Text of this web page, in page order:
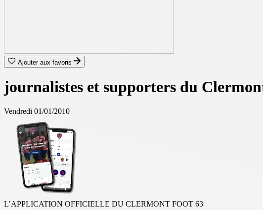
Ajouter aux favoris
journalistes et supporters du
Vendredi 01/01/2010
L’APPLICATION OFFICIELLE DU CLERMONT FOOT 63